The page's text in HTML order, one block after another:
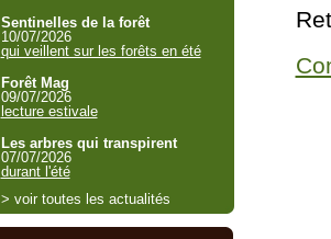
Sentinelles de la forêt
10/07/2026
qui veillent sur les forêts en été
Forêt Mag
09/07/2026
lecture estivale
Les arbres qui transpirent
07/07/2026
durant l'été
> voir toutes les actualités